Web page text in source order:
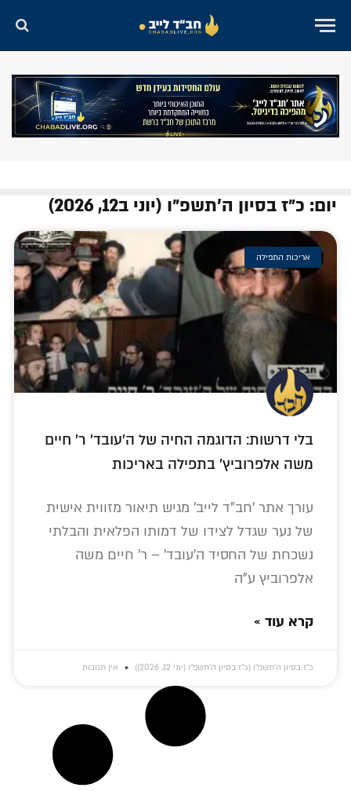
יום: כ״ז בסיון ה׳תשפ״ו (יוני ב12, 2026)
אריכות התפילה
בלי דרשות: הדוגמה החיה של ה'עובד' ר' חיים
משה אלפרוביץ' בתפילה באריכות
עורך אתר 'חב"ד לייב' מגיש תיאור מזווית אישית
של נער שגדל לצידו של דמותו הפלאית והבלתי
נשכחת של החסיד ה'עובד' – ר' חיים משה
אלפרוביץ ע"ה
קרא עוד »
כ״ז בסיון ה׳תשפ״ו (כ״ז בסיון ה׳תשפ״ו (יוני 12, 2026)) אין תגובות